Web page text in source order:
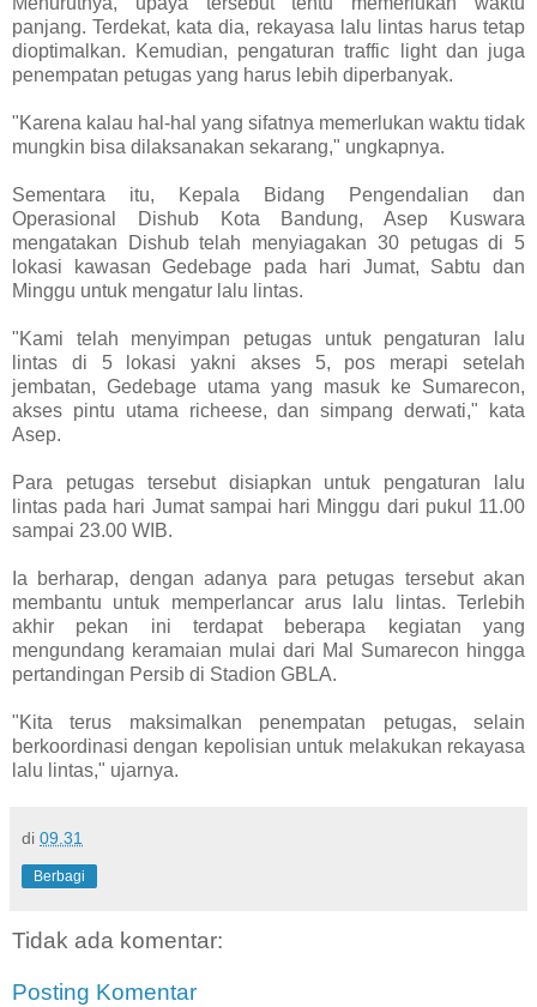
panjang. Terdekat, kata dia, rekayasa lalu lintas harus tetap
dioptimalkan. Kemudian, pengaturan traffic light dan juga
penempatan petugas yang harus lebih diperbanyak.
"Karena kalau hal-hal yang sifatnya memerlukan waktu tidak
mungkin bisa dilaksanakan sekarang," ungkapnya.
Sementara itu, Kepala Bidang Pengendalian dan
Operasional Dishub Kota Bandung, Asep Kuswara
mengatakan Dishub telah menyiagakan 30 petugas di 5
lokasi kawasan Gedebage pada hari Jumat, Sabtu dan
Minggu untuk mengatur lalu lintas.
"Kami telah menyimpan petugas untuk pengaturan lalu
lintas di 5 lokasi yakni akses 5, pos merapi setelah
jembatan, Gedebage utama yang masuk ke Sumarecon,
akses pintu utama richeese, dan simpang derwati," kata
Asep.
Para petugas tersebut disiapkan untuk pengaturan lalu
lintas pada hari Jumat sampai hari Minggu dari pukul 11.00
sampai 23.00 WIB.
Ia berharap, dengan adanya para petugas tersebut akan
membantu untuk memperlancar arus lalu lintas. Terlebih
akhir pekan ini terdapat beberapa kegiatan yang
mengundang keramaian mulai dari Mal Sumarecon hingga
pertandingan Persib di Stadion GBLA.
"Kita terus maksimalkan penempatan petugas, selain
berkoordinasi dengan kepolisian untuk melakukan rekayasa
lalu lintas," ujarnya.
di 09.31
Berbagi
Tidak ada komentar:
Posting Komentar